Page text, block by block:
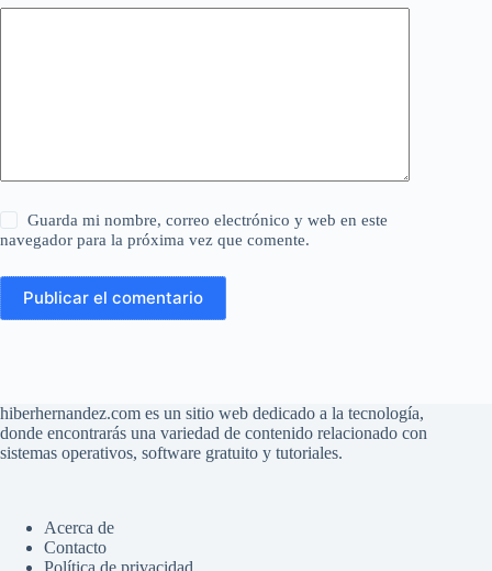
Guarda mi nombre, correo electrónico y web en este
navegador para la próxima vez que comente.
Publicar el comentario
hiberhernandez.com es un sitio web dedicado a la tecnología,
donde encontrarás una variedad de contenido relacionado con
sistemas operativos, software gratuito y tutoriales.
Acerca de
Contacto
Política de privacidad